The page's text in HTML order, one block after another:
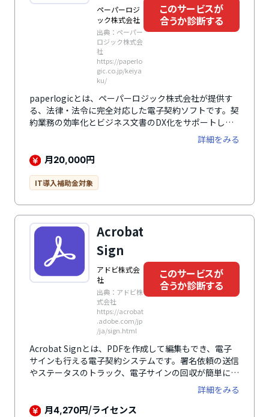
ペーパーロジ
ック株式会社
出典：ペーパー
ロジック株式会
社
https://paperlo
gic.co.jp/keiya
ku/
このサービスが
合うか診断する
paperlogicとは、ペーパーロジック株式会社が提供す
る、法律・法令に完全対応した電子契約ソフトです。契
約業務の効率化とビジネス文書のDX化をサポートしま
す。公認会計士・税理士や弁護士などのプロフェッショ
ナル集団の知見を基盤に、高品質なITソリューションを
提供することを念頭に設計されています。経理・総務・
類を完全にペーパーレス化します。
詳細をみる
月20,000円
IT導入補助金対象
Acrobat
Sign
アドビ株式会
社
出典：アドビ株
式会社
https://acrobat
.adobe.com/jp
/ja/sign.html
このサービスが
合うか診断する
Acrobat Signとは、PDFを作成して編集もでき、電子
サインも行える電子契約システムです。署名依頼の送信
やステータスのトラック、電子サインの回収が簡単に行
え、文書の署名はクリックやタップ、スワイプといった
簡単な操作だけで行うことができるのでシステムが苦手
な人でも直感的に操作できます。米国のUETAやEUの
詳細をみる
月4,270円/ライセンス